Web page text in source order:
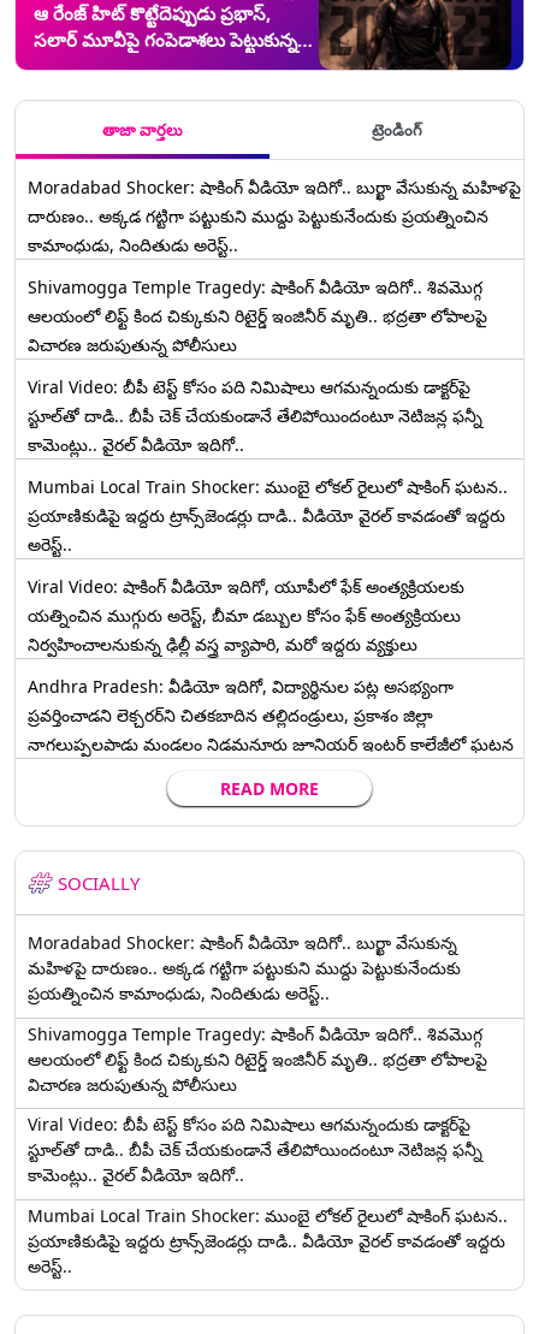
ఆ రేంజ్ హిట్ కొట్టేదెప్పుడు ప్రభాస్,
సలార్ మూవీపై గంపెడాశలు పెట్టుకున్న
అభిమానులు, సెప్టెంబర్ 28న రానున్న
తాజా వార్తలు ట్రెండింగ్
Moradabad Shocker: షాకింగ్ వీడియో ఇదిగో.. బుర్ఖా వేసుకున్న మహిళపై
దారుణం.. అక్కడ గట్టిగా పట్టుకుని ముద్దు పెట్టుకునేందుకు ప్రయత్నించిన
కామాంధుడు, నిందితుడు అరెస్ట్..
Shivamogga Temple Tragedy: షాకింగ్ వీడియో ఇదిగో.. శివమొగ్గ
ఆలయంలో లిఫ్ట్ కింద చిక్కుకుని రిటైర్డ్ ఇంజినీర్ మృతి.. భద్రతా లోపాలపై
విచారణ జరుపుతున్న పోలీసులు
Viral Video: బీపీ టెస్ట్‌ కోసం పది నిమిషాలు ఆగమన్నందుకు డాక్టర్‌పై
స్టూల్‌తో దాడి.. బీపీ చెక్ చేయకుండానే తేలిపోయిందంటూ నెటిజన్ల ఫన్నీ
కామెంట్లు.. వైరల్ వీడియో ఇదిగో..
Mumbai Local Train Shocker: ముంబై లోకల్ రైలులో షాకింగ్ ఘటన..
ప్రయాణికుడిపై ఇద్దరు ట్రాన్స్‌జెండర్లు దాడి.. వీడియో వైరల్ కావడంతో ఇద్దరు
అరెస్ట్..
Viral Video: షాకింగ్ వీడియో ఇదిగో, యూపీలో ఫేక్ అంత్యక్రియలకు
యత్నించిన ముగ్గురు అరెస్ట్, బీమా డబ్బుల కోసం ఫేక్ అంత్యక్రియలు
నిర్వహించాలనుకున్న ఢిల్లీ వస్త్ర వ్యాపారి, మరో ఇద్దరు వ్యక్తులు
Andhra Pradesh: వీడియో ఇదిగో, విద్యార్థినుల పట్ల అసభ్యంగా
ప్రవర్తించాడని లెక్చ‌ర‌ర్‌ని చిత‌క‌బాదిన త‌ల్లిదండ్రులు, ప్రకాశం జిల్లా
నాగలుప్పలపాడు మండలం నిడమనూరు జూనియర్ ఇంటర్ కాలేజీలో ఘటన
READ MORE
SOCIALLY
Moradabad Shocker: షాకింగ్ వీడియో ఇదిగో.. బుర్ఖా వేసుకున్న
మహిళపై దారుణం.. అక్కడ గట్టిగా పట్టుకుని ముద్దు పెట్టుకునేందుకు
ప్రయత్నించిన కామాంధుడు, నిందితుడు అరెస్ట్..
Shivamogga Temple Tragedy: షాకింగ్ వీడియో ఇదిగో.. శివమొగ్గ
ఆలయంలో లిఫ్ట్ కింద చిక్కుకుని రిటైర్డ్ ఇంజినీర్ మృతి.. భద్రతా లోపాలపై
విచారణ జరుపుతున్న పోలీసులు
Viral Video: బీపీ టెస్ట్‌ కోసం పది నిమిషాలు ఆగమన్నందుకు డాక్టర్‌పై
స్టూల్‌తో దాడి.. బీపీ చెక్ చేయకుండానే తేలిపోయిందంటూ నెటిజన్ల ఫన్నీ
కామెంట్లు.. వైరల్ వీడియో ఇదిగో..
Mumbai Local Train Shocker: ముంబై లోకల్ రైలులో షాకింగ్ ఘటన..
ప్రయాణికుడిపై ఇద్దరు ట్రాన్స్‌జెండర్లు దాడి.. వీడియో వైరల్ కావడంతో ఇద్దరు
అరెస్ట్..